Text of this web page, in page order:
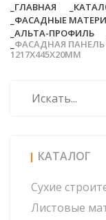
ГЛАВНАЯ
ФАСАДНЫЕ
АЛЬТА-ПРОФИЛЬ
ФАСАДНАЯ
1217Х445Х20ММ
КАТАЛОГ
Сухие
Листовые